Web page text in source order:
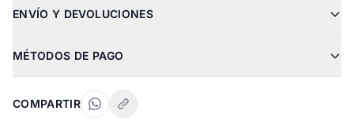
ENVÍO Y DEVOLUCIONES
MÉTODOS DE PAGO
COMPARTIR